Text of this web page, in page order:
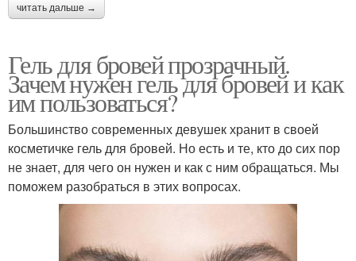
читать дальше →
Гель для бровей прозрачный.
Зачем нужен гель для бровей и как
им пользоваться?
Большинство современных девушек хранит в своей
косметичке гель для бровей. Но есть и те, кто до сих пор
не знает, для чего он нужен и как с ним обращаться. Мы
поможем разобраться в этих вопросах.